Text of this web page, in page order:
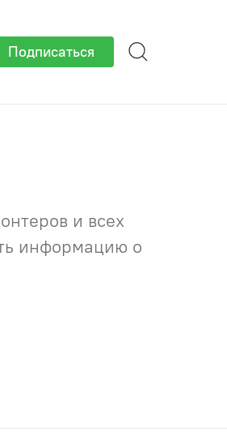
Подписаться
и всех
информацию о